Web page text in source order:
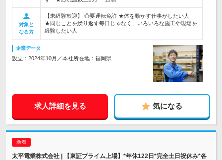
対象と
なる方
【未経験歓迎】 ◎要運転免許 ★体を動かす仕事がしたい人
★同じことを繰り返す毎日じゃなく、いろいろな施工や現場を
経験したい人
企業データ
設立：2024年10月／本社所在地：福岡県
求人詳細を見る 気になる
太平電業株式会社 | 【東証プライム上場】*年休122日*完全土日祝休み*各